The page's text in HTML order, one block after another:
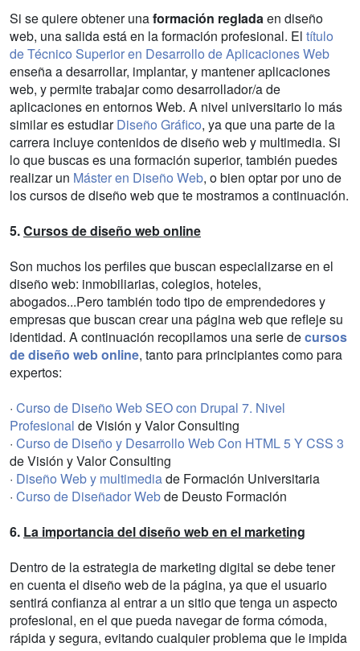
Si se quiere obtener unaformación reglada en diseño
web, una salida está en la formación profesional. El título
de Técnico Superior en Desarrollo de Aplicaciones Web
enseña a desarrollar, implantar, y mantener aplicaciones
web, y permite trabajar como desarrollador/a de
aplicaciones en entornos Web. A nivel universitario lo más
similar es estudiarDiseño Gráfico, ya que una parte de la
carrera incluye contenidos de diseño web y multimedia. Si
lo que buscas es una formación superior, también puedes
realizar un Máster en Diseño Web, o bien optar por uno de
los cursos de diseño web que te mostramos a continuación.
5.Cursos de diseño web online
Son muchos los perfiles que buscan especializarse en el
diseño web: inmobiliarias, colegios, hoteles,
abogados...Pero también todo tipo de emprendedores y
empresas que buscan crear una página web que refleje su
identidad. A continuación recopilamos una serie decursos
de diseño web online, tanto para principiantes como para
expertos:
· Curso de Diseño Web SEO con Drupal 7. Nivel
Profesional de Visión y Valor Consulting
· Curso de Diseño y Desarrollo Web Con HTML 5 Y CSS 3
de Visión y Valor Consulting
· Diseño Web y multimediade Formación Universitaria
· Curso de Diseñador Webde Deusto Formación
6. La importancia del diseño web en el marketing
Dentro de la estrategia de marketing digital se debe tener
en cuenta el diseño web de la página, ya que el usuario
sentirá confianza al entrar a un sitio que tenga un aspecto
profesional, en el que pueda navegar de forma cómoda,
rápida y segura, evitando cualquier problema que le impida